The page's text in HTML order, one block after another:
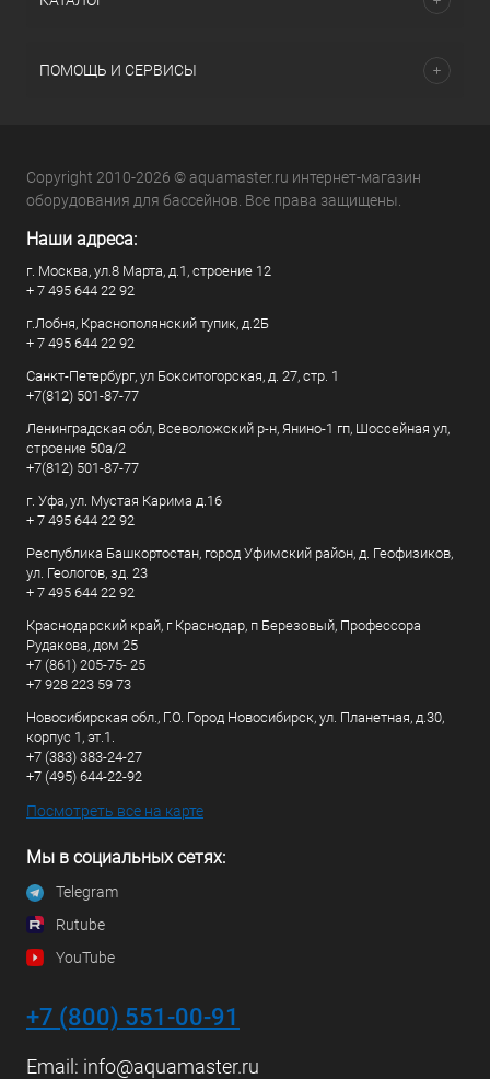
ПОМОЩЬ И СЕРВИСЫ
Copyright 2010-2026 © aquamaster.ru интернет-магазин
оборудования для бассейнов. Все права защищены.
Наши адреса:
г. Москва, ул.8 Марта, д.1, строение 12
+ 7 495 644 22 92
г.Лобня, Краснополянский тупик, д.2Б
+ 7 495 644 22 92
Санкт-Петербург, ул Бокситогорская, д. 27, стр. 1
+7(812) 501-87-77
Ленинградская обл, Всеволожский р-н, Янино-1 гп, Шоссейная ул,
строение 50а/2
+7(812) 501-87-77
г. Уфа, ул. Мустая Карима д.16
+ 7 495 644 22 92
Республика Башкортостан, город Уфимский район, д. Геофизиков,
ул. Геологов, зд. 23
+ 7 495 644 22 92
Краснодарский край, г Краснодар, п Березовый, Профессора
Рудакова, дом 25
+7 (861) 205-75- 25
+7 928 223 59 73
Новосибирская обл., Г.О. Город Новосибирск, ул. Планетная, д.30,
корпус 1, эт.1.
+7 (383) 383-24-27
+7 (495) 644-22-92
Посмотреть все на карте
Мы в социальных сетях:
Telegram
Rutube
YouTube
+7 (800) 551-00-91
Email: info@aquamaster.ru